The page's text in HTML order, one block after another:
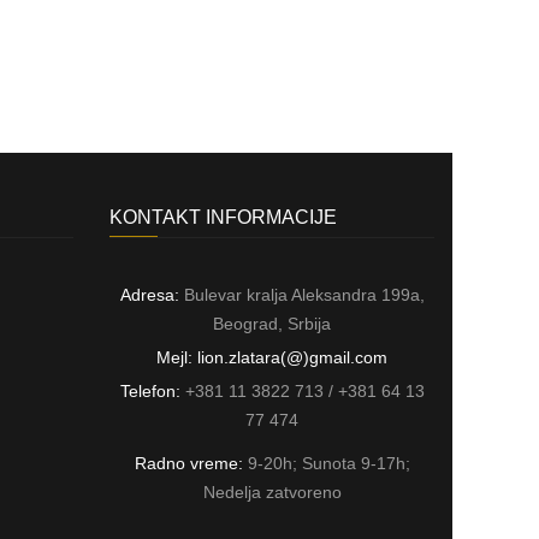
KONTAKT INFORMACIJE
Adresa: Bulevar kralja Aleksandra 199a,
Beograd, Srbija
Mejl: lion.zlatara(@)gmail.com
Telefon: +381 11 3822 713 / +381 64 13
77 474
Radno vreme: 9-20h; Sunota 9-17h;
Nedelja zatvoreno